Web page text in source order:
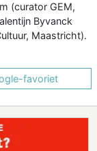
(curator GEM,
Byvanck
Maastricht).
favoriet